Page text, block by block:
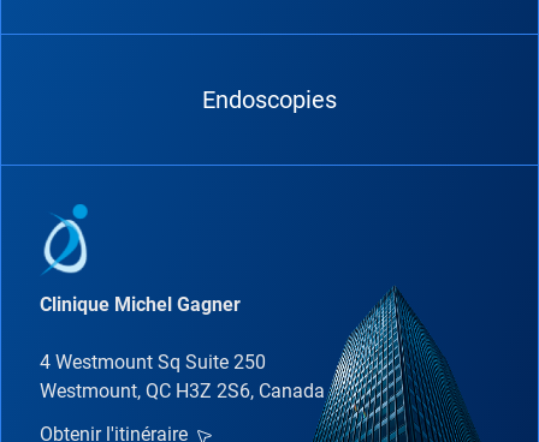
Endoscopies
Clinique Michel Gagner
4 Westmount Sq Suite 250
Westmount, QC H3Z 2S6, Canada
Obtenir l'itinéraire